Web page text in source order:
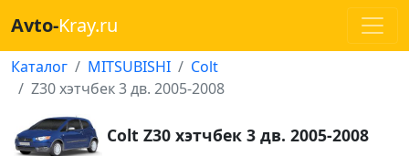
Avto-Kray.ru
Каталог MITSUBISHI
Colt
Z30 хэтчбек 3 дв. 2005-2008
Colt Z30 хэтчбек 3 дв. 2005-2008